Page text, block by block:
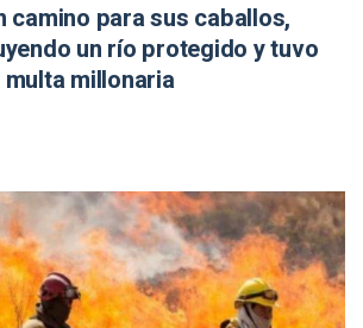
camino para sus caballos,
un río protegido y tuvo
millonaria